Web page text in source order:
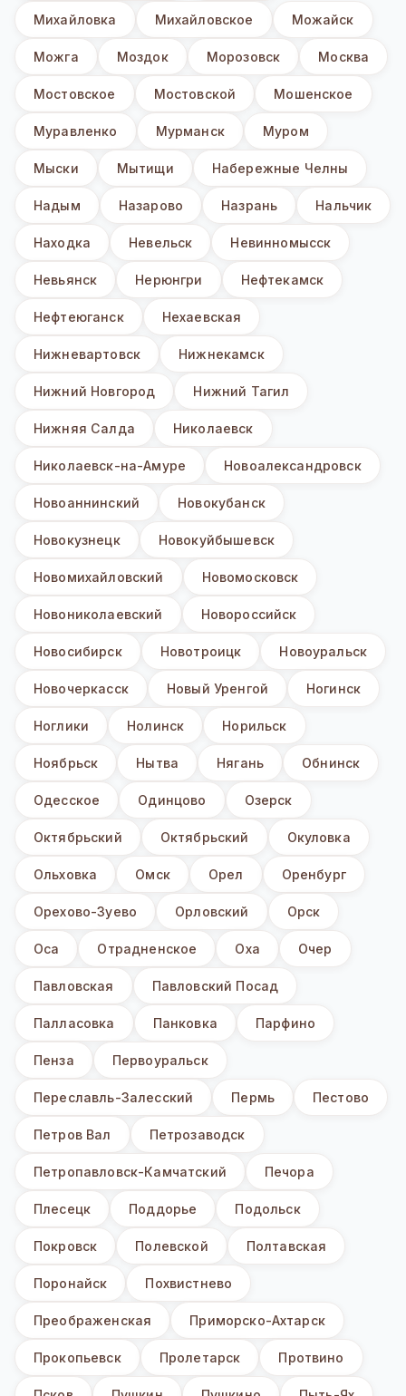
Михайловка Михайловское Можайск
Можга Моздок Морозовск Москва
Мостовское Мостовской Мошенское
Муравленко Мурманск Муром
Мыски Мытищи Набережные Челны
Надым Назарово Назрань Нальчик
Находка Невельск Невинномысск
Невьянск Нерюнгри Нефтекамск
Нефтеюганск Нехаевская
Нижневартовск Нижнекамск
Нижний Новгород Нижний Тагил
Нижняя Салда Николаевск
Николаевск-на-Амуре Новоалександровск
Новоаннинский Новокубанск
Новокузнецк Новокуйбышевск
Новомихайловский Новомосковск
Новониколаевский Новороссийск
Новосибирск Новотроицк Новоуральск
Новочеркасск Новый Уренгой Ногинск
Ноглики Нолинск Норильск
Ноябрьск Нытва Нягань Обнинск
Одесское Одинцово Озерск
Октябрьский Октябрьский Окуловка
Ольховка Омск Орел Оренбург
Орехово-Зуево Орловский Орск
Оса Отрадненское Оха Очер
Павловская Павловский Посад
Палласовка Панковка Парфино
Пенза Первоуральск
Переславль-Залесский Пермь Пестово
Петров Вал Петрозаводск
Петропавловск-Камчатский Печора
Плесецк Поддорье Подольск
Покровск Полевской Полтавская
Поронайск Похвистнево
Преображенская Приморско-Ахтарск
Прокопьевск Пролетарск Протвино